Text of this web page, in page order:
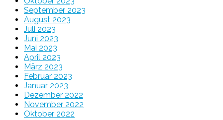
September 2023
August 2023
Juli 2023
Juni 2023
Mai 2023
April 2023
März 2023
Februar 2023
Januar 2023
Dezember 2022
November 2022
Oktober 2022